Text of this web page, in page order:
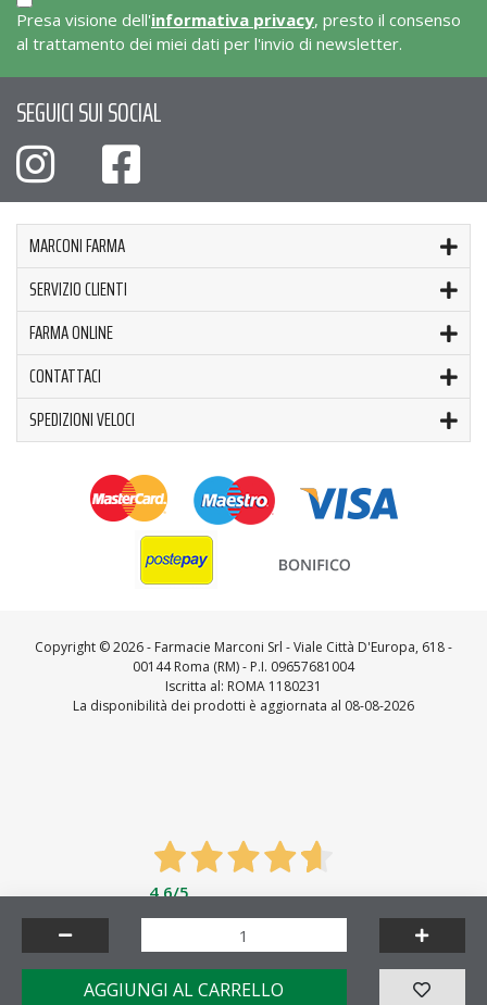
AGGIUNGI AL CARRELLO
Presa visione dell'informativa privacy, presto il consenso
al trattamento dei miei dati per l'invio di newsletter.
SEGUICI SUI SOCIAL
MARCONI FARMA
SERVIZIO CLIENTI
FARMA ONLINE
CONTATTACI
SPEDIZIONI VELOCI
Copyright ©2026 - Farmacie Marconi Srl - Viale Città D'Europa, 618 -
00144 Roma (RM) - P.I. 09657681004
Iscritta al: ROMA 1180231
La disponibilità dei prodotti è aggiornata al 08-08-2026
4,6/5
Feedaty4.7/5-23721feedbacks
Made by